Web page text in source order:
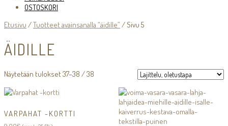
OSTOSKORI
Etusivu /Tuotteet avainsanalla “äidille” / Sivu 5
ÄIDILLE
Näytetään tulokset 37–38 / 38
VARPAHAT -KORTTI